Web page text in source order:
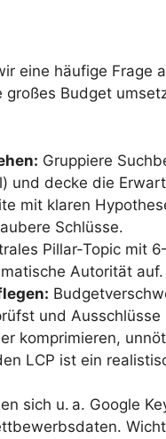
eine häufige Frage
Budget
Gruppiere
und decke die
mit klaren
Schlüsse.
Pillar-Topic mit
Autorität auf.
und Ausschlüsse
komprimieren,
LCP ist ein
sich u. a. Google